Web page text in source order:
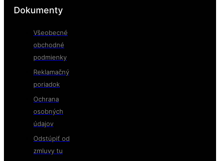
Dokumenty
Všeobecné
obchodné
podmienky
Reklamačný
poriadok
Ochrana
osobných
údajov
Odstúpiť od
zmluvy tu